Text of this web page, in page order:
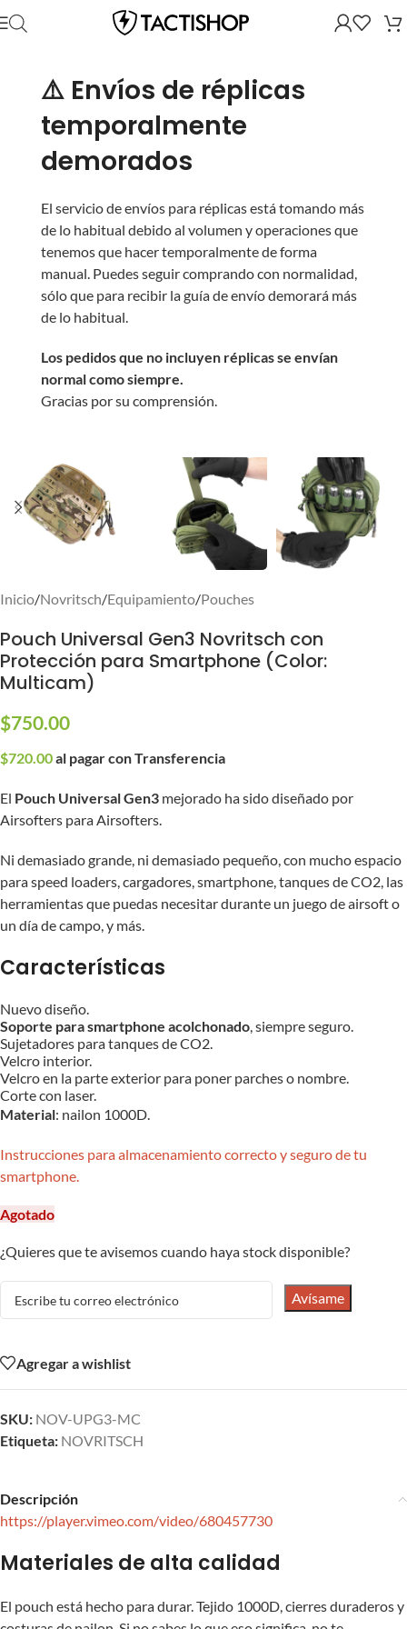
⚠️ Envíos de réplicas
temporalmente
demorados
El servicio de envíos para réplicas está tomando más
de lo habitual debido al volumen y operaciones que
tenemos que hacer temporalmente de forma
manual. Puedes seguir comprando con normalidad,
sólo que para recibir la guía de envío demorará más
de lo habitual.
Los pedidos que no incluyen réplicas se envían
normal como siempre.
Gracias por su comprensión.
Inicio/Novritsch/Equipamiento/Pouches
Pouch Universal Gen3 Novritsch con
Protección para Smartphone (Color:
Multicam)
$750.00
$720.00al pagar con Transferencia
El Pouch Universal Gen3 mejorado ha sido diseñado por
Airsofters para Airsofters.
Ni demasiado grande, ni demasiado pequeño, con mucho espacio
para speed loaders, cargadores, smartphone, tanques de CO2, las
herramientas que puedas necesitar durante un juego de airsoft o
un día de campo, y más.
Características
Nuevo diseño.
Soporte para smartphone acolchonado, siempre seguro.
Sujetadores para tanques de CO2.
Velcro interior.
Velcro en la parte exterior para poner parches o nombre.
Corte con laser.
Material: nailon 1000D.
Instrucciones para almacenamiento correcto y seguro de tu
smartphone.
Agotado
¿Quieres que te avisemos cuando haya stock disponible?
Avísame
Agregar a wishlist
SKU: NOV-UPG3-MC
Etiqueta: NOVRITSCH
Descripción
https://player.vimeo.com/video/680457730
Materiales de alta calidad
El pouch está hecho para durar. Tejido 1000D, cierres duraderos y